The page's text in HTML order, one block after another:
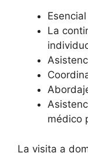
La
médico
La visita a